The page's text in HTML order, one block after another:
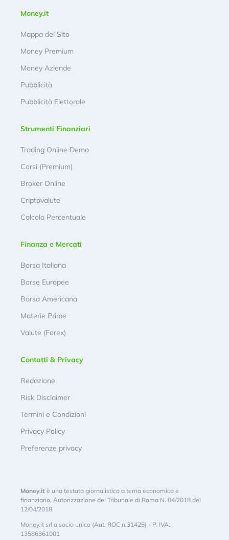
Money.it
Mappa del Sito
Money Premium
Money Aziende
Pubblicità
Pubblicità Elettorale
Strumenti Finanziari
Trading Online Demo
Corsi (Premium)
Broker Online
Criptovalute
Calcolo Percentuale
Finanza e Mercati
Borsa Italiana
Borse Europee
Borsa Americana
Materie Prime
Valute (Forex)
Contatti & Privacy
Redazione
Risk Disclaimer
Termini e Condizioni
Privacy Policy
Preferenze privacy
Money.it è una testata giornalistica a tema economico e
finanziario. Autorizzazione del Tribunale di Roma N. 84/2018 del
12/04/2018.
Money.it srl a socio unico (Aut. ROC n.31425) - P. IVA:
13586361001